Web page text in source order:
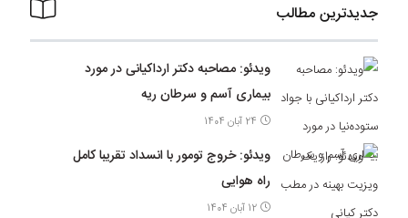
جدیدترین مطالب
ویدئو: مصاحبه دکتر ارداکیانی در مورد
بیماری آسم و سرطان ریه
24 آبان 1404
ویدئو: خروج تومور با انسداد تقریبا کامل
راه هوایی
12 آبان 1404